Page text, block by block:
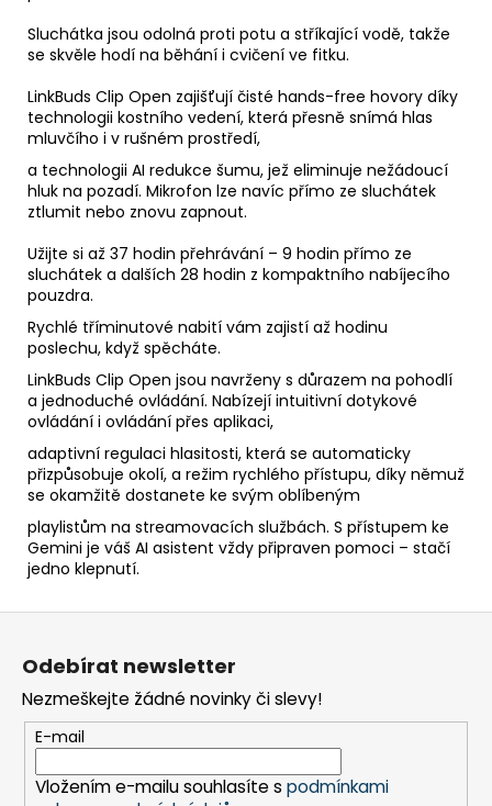
Sluchátka jsou odolná proti potu a stříkající vodě, takže
se skvěle hodí na běhání i cvičení ve fitku.
LinkBuds Clip Open zajišťují čisté hands-free hovory díky
technologii kostního vedení, která přesně snímá hlas
mluvčího i v rušném prostředí,
a technologii AI redukce šumu, jež eliminuje nežádoucí
hluk na pozadí. Mikrofon lze navíc přímo ze sluchátek
ztlumit nebo znovu zapnout.
Užijte si až 37 hodin přehrávání – 9 hodin přímo ze
sluchátek a dalších 28 hodin z kompaktního nabíjecího
pouzdra.
Rychlé tříminutové nabití vám zajistí až hodinu
poslechu, když spěcháte.
LinkBuds Clip Open jsou navrženy s důrazem na pohodlí
a jednoduché ovládání. Nabízejí intuitivní dotykové
ovládání i ovládání přes aplikaci,
adaptivní regulaci hlasitosti, která se automaticky
přizpůsobuje okolí, a režim rychlého přístupu, díky němuž
se okamžitě dostanete ke svým oblíbeným
playlistům na streamovacích službách. S přístupem ke
Gemini je váš AI asistent vždy připraven pomoci – stačí
jedno klepnutí.
Z
Odebírat newsletter
Nezmeškejte žádné novinky či slevy!
E-mail
Vložením e-mailu souhlasíte s podmínkami